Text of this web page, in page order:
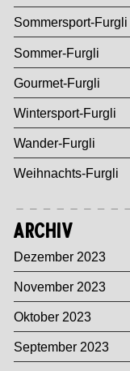
Sommersport-Furgli
Sommer-Furgli
Gourmet-Furgli
Wintersport-Furgli
Wander-Furgli
Weihnachts-Furgli
Archiv
Dezember 2023
November 2023
Oktober 2023
September 2023